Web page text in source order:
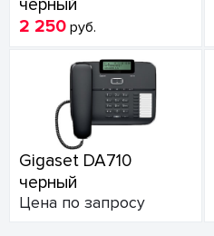
черный
2 250 руб.
Gigaset DA710
черный
Цена по запросу